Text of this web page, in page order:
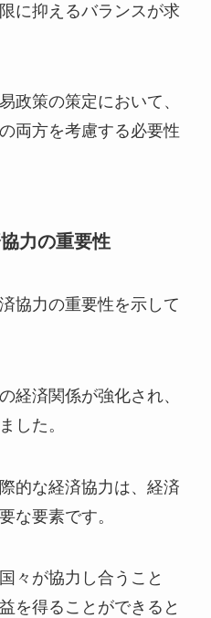
に抑えるバランスが求
政策の策定において、
両方を考慮する必要性
力の重要性
協力の重要性を示して
経済関係が強化され、
した。
的な経済協力は、経済
な要素です。
々が協力し合うこと
を得ることができると